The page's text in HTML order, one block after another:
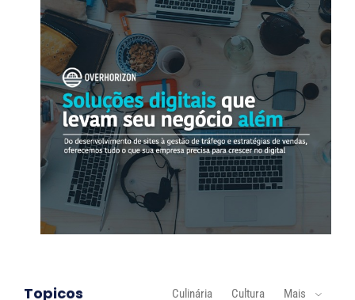
Topicos Culinária Cultura Mais